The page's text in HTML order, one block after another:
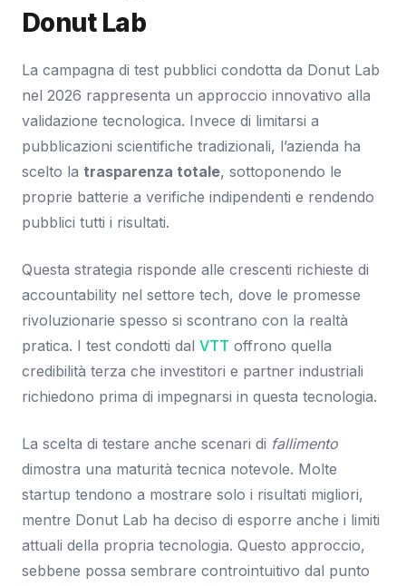
Donut Lab
La campagna di test pubblici condotta da Donut Lab
nel 2026 rappresenta un approccio innovativo alla
validazione tecnologica. Invece di limitarsi a
pubblicazioni scientifiche tradizionali, l’azienda ha
scelto la trasparenza totale, sottoponendo le
proprie batterie a verifiche indipendenti e rendendo
pubblici tutti i risultati.
Questa strategia risponde alle crescenti richieste di
accountability nel settore tech, dove le promesse
rivoluzionarie spesso si scontrano con la realtà
pratica. I test condotti dal VTT offrono quella
credibilità terza che investitori e partner industriali
richiedono prima di impegnarsi in questa tecnologia.
La scelta di testare anche scenari di fallimento
dimostra una maturità tecnica notevole. Molte
startup tendono a mostrare solo i risultati migliori,
mentre Donut Lab ha deciso di esporre anche i limiti
attuali della propria tecnologia. Questo approccio,
sebbene possa sembrare controintuitivo dal punto